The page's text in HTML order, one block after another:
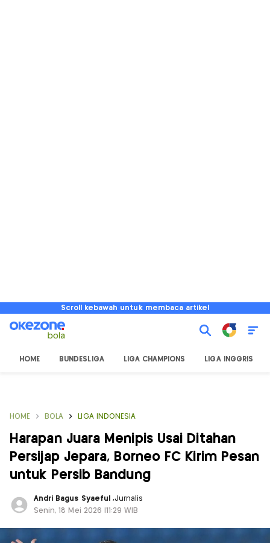
Scroll kebawah untuk membaca artikel
HOME BUNDESLIGA LIGA CHAMPIONS LIGA INGGRIS
HOME BOLA LIGA INDONESIA
Harapan Juara Menipis Usai Ditahan
Persijap Jepara, Borneo FC Kirim Pesan
untuk Persib Bandung
Andri Bagus Syaeful ,Jurnalis
Senin, 18 Mei 2026 |11:29 WIB